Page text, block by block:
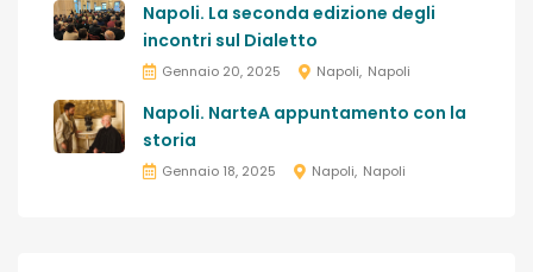
Napoli. La seconda edizione degli
incontri sul Dialetto
Gennaio 20, 2025 Napoli Napoli
Napoli. NarteA appuntamento con la
storia
Gennaio 18, 2025 Napoli Napoli